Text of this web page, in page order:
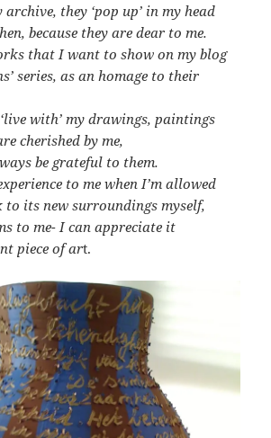
they ‘pop up’ in my head
because they are dear to me.
that I want to show on my blog
series, as an homage to their
with’ my drawings, paintings
cherished by me,
be grateful to them.
to me when I’m allowed
to its new surroundings myself,
to me- I can appreciate it
piece of art.